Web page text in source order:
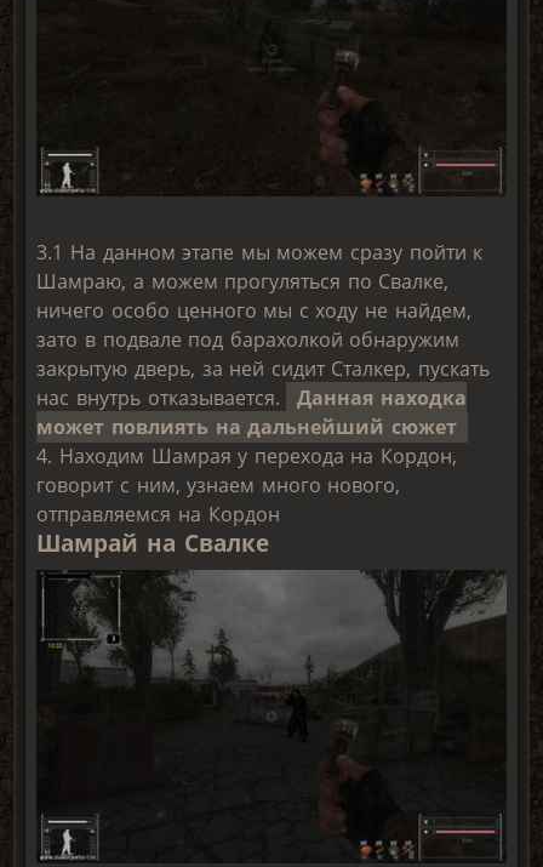
3.1 На данном этапе мы можем сразу пойти к
Шамраю, а можем прогуляться по Свалке,
ничего особо ценного мы с ходу не найдем,
зато в подвале под барахолкой обнаружим
закрытую дверь, за ней сидит Сталкер, пускать
нас внутрь отказывается.
Данная находка
может повлиять на дальнейший сюжет
4. Находим Шамрая у перехода на Кордон,
говорит с ним, узнаем много нового,
отправляемся на Кордон
Шамрай на Свалке